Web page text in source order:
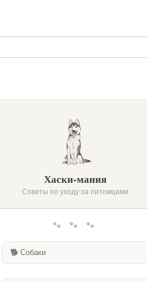
Хаски-мания
Советы по уходу за питомцами
🐾 🐾 🐾
🐕 Собаки